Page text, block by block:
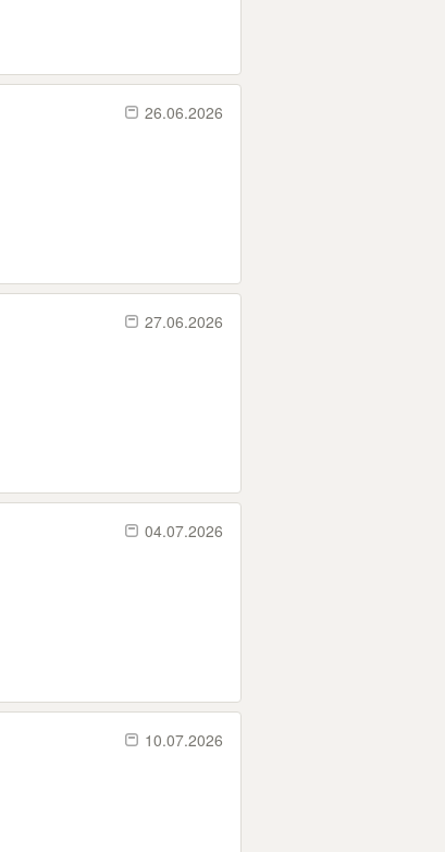
26.06.2026
27.06.2026
04.07.2026
10.07.2026